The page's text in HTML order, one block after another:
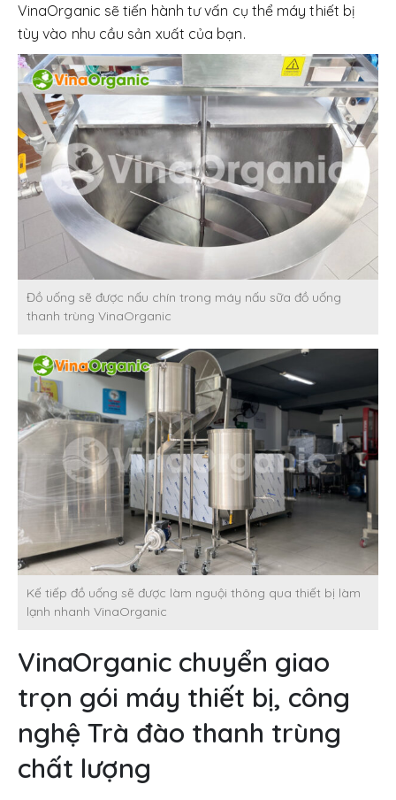
VinaOrganic sẽ tiến hành tư vấn cụ thể máy thiết bị
tùy vào nhu cầu sản xuất của bạn.
Đồ uống sẽ được nấu chín trong máy nấu sữa đồ uống
thanh trùng VinaOrganic
Kế tiếp đồ uống sẽ được làm nguội thông qua thiết bị làm
lạnh nhanh VinaOrganic
VinaOrganic chuyển giao
trọn gói máy thiết bị, công
nghệ Trà đào thanh trùng
chất lượng